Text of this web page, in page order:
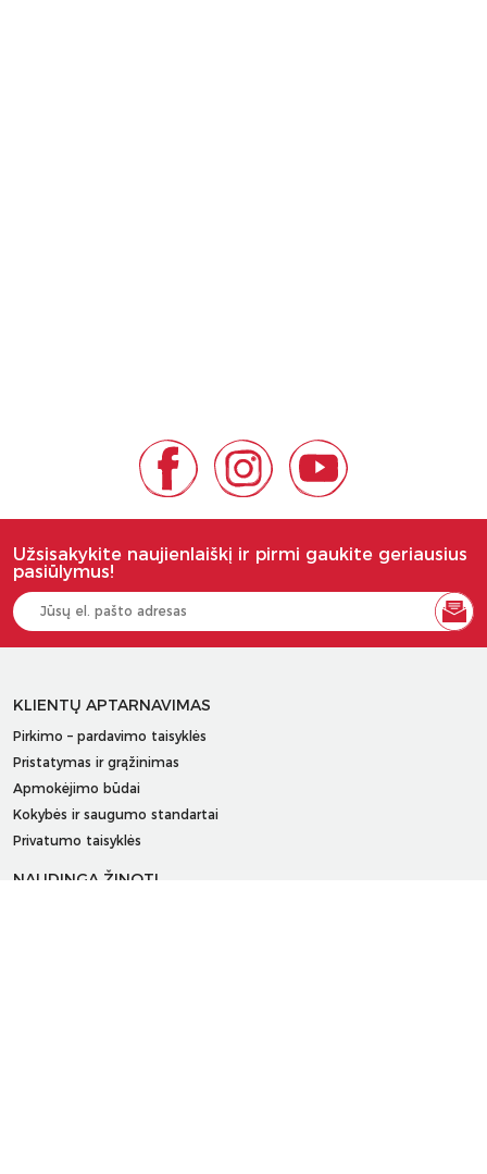
Užsisakykite naujienlaiškį ir pirmi gaukite geriausius
pasiūlymus!
KLIENTŲ APTARNAVIMAS
Pirkimo – pardavimo taisyklės
Pristatymas ir grąžinimas
Apmokėjimo būdai
Kokybės ir saugumo standartai
Privatumo taisyklės
NAUDINGA ŽINOTI